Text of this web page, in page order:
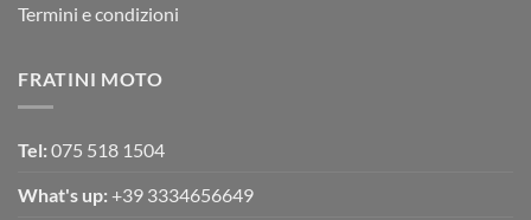
Termini e condizioni
FRATINI MOTO
Tel: 075 518 1504
What's up: +39 3334656649